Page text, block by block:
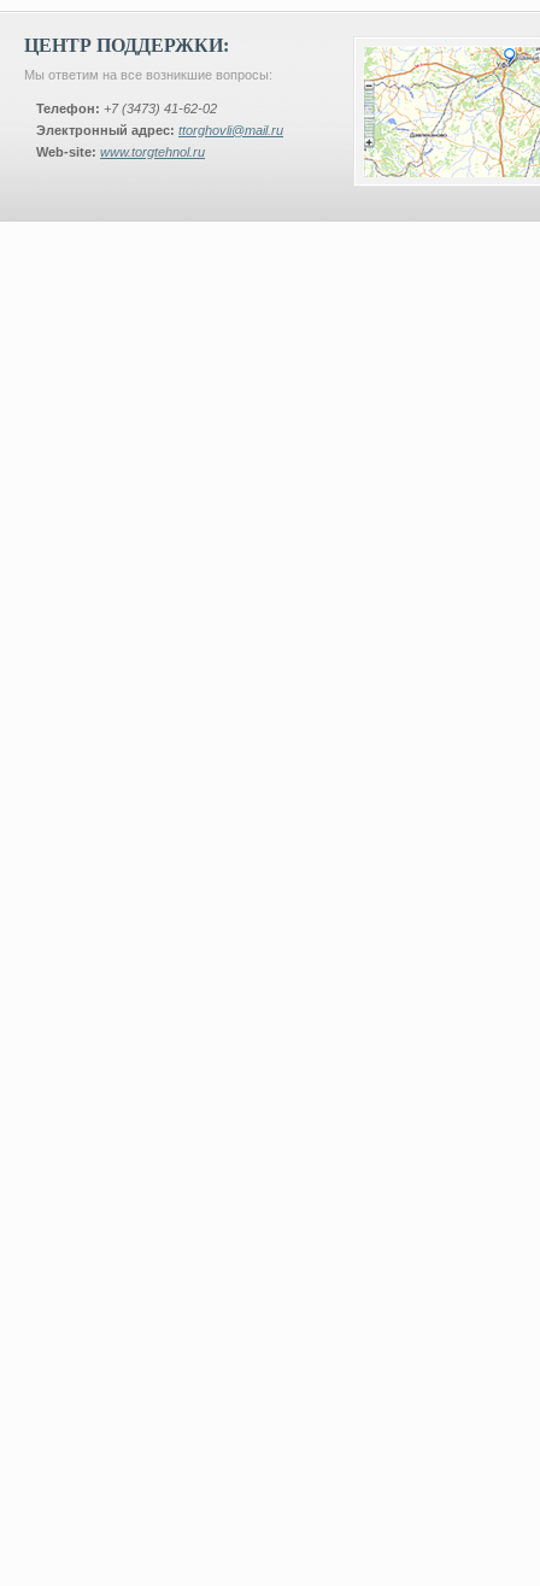
ЦЕНТР ПОДДЕРЖКИ:
Мы ответим на все возникшие вопросы:
Телефон: +7 (3473) 41-62-02
Электронный адрес: ttorghovli@mail.ru
Web-site: www.torgtehnol.ru